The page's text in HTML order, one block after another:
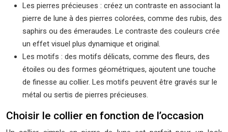
Les pierres précieuses : créez un contraste en associant la
pierre de lune à des pierres colorées, comme des rubis, des
saphirs ou des émeraudes. Le contraste des couleurs crée
un effet visuel plus dynamique et original.
Les motifs : des motifs délicats, comme des fleurs, des
étoiles ou des formes géométriques, ajoutent une touche
de finesse au collier. Les motifs peuvent être gravés sur le
métal ou sertis de pierres précieuses.
Choisir le collier en fonction de l’occasion